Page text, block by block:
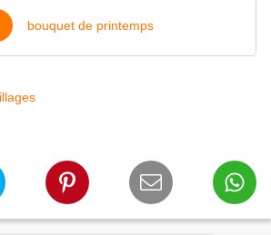
bouquet de printemps